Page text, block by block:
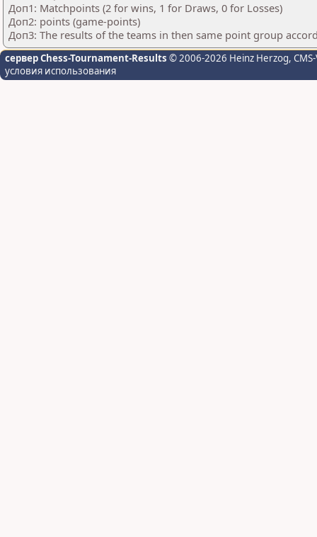
Доп1: Matchpoints (2 for wins, 1 for Draws, 0 for Losses)
Доп2: points (game-points)
Доп3: The results of the teams in then same point group
сервер Chess-Tournament-Results © 2006-2026 Heinz Herzog,
условия использования